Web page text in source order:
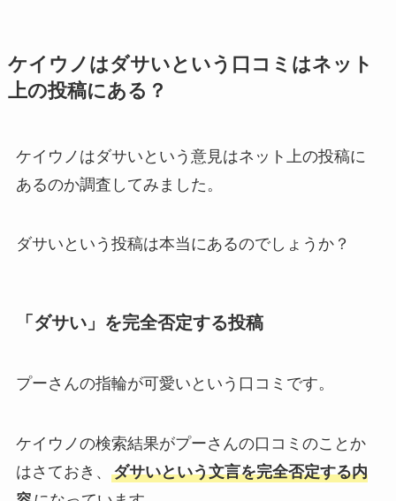
ケイウノはダサいという口コミはネット
上の投稿にある？
ケイウノはダサいという意見はネット上の投稿に
あるのか調査してみました。
ダサいという投稿は本当にあるのでしょうか？
「ダサい」を完全否定する投稿
プーさんの指輪が可愛いという口コミです。
ケイウノの検索結果がプーさんの口コミのことか
はさておき、 ダサいという文言を完全否定する内